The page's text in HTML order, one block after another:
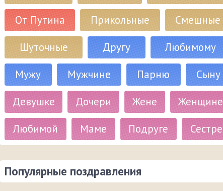
От Путина
Прикольные
Смешные
Шуточные
Другу
Любимому
Мужу
Мужчине Парню
Сыну
Девушке
Дочери Жене
Женщине
Любимой
Маме Подруге Сестре
Популярные поздравления